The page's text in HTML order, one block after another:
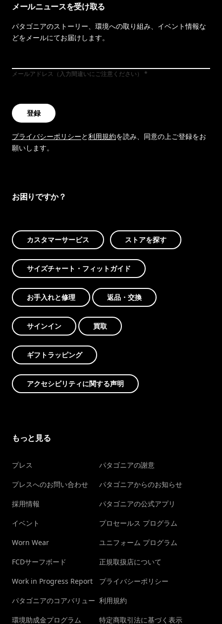
メールニュースを受け取る
パタゴニアのストーリー、環境への取り組み、イベント情報な
どをメールにてお届けします。
メールアドレス（入力間違いにご注意ください）
登録
プライバシーポリシーと利用規約を読み、同意の上ご登録をお
願いします。
お困りですか？
カスタマーサービス ストアを探す
サイズチャート・フィットガイド
お手入れと修理 返品・交換
サインイン 買取
ギフトラッピング
アクセシビリティに関する声明
もっと見る
プレス
プレスへのお問い合わせ
採用情報
イベント
Worn Wear
FCDサーフボード
Work in Progress Report
パタゴニアのコアバリュー
環境助成金プログラム
パタゴニアの謝意
パタゴニアからのお知らせ
パタゴニアの公式アプリ
プロセールス プログラム
ユニフォーム プログラム
正規取扱店について
プライバシーポリシー
利用規約
特定商取引法に基づく表示